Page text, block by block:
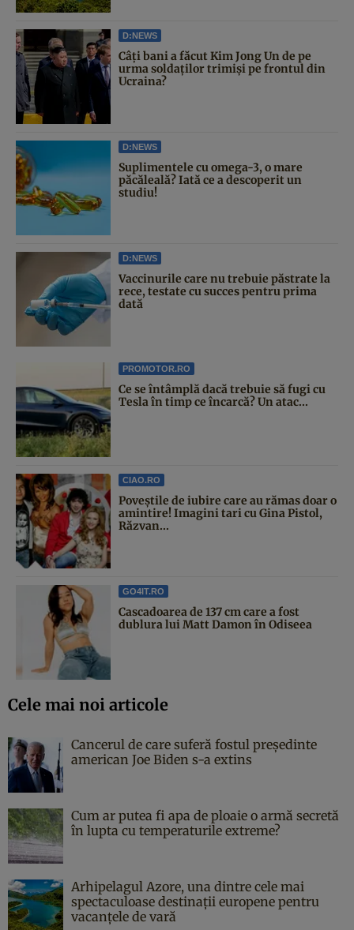
D:NEWS
Câți bani a făcut Kim Jong Un de pe
urma soldaților trimiși pe frontul din
Ucraina?
D:NEWS
Suplimentele cu omega-3, o mare
păcăleală? Iată ce a descoperit un
studiu!
D:NEWS
Vaccinurile care nu trebuie păstrate la
rece, testate cu succes pentru prima
dată
PROMOTOR.RO
Ce se întâmplă dacă trebuie să fugi cu
Tesla în timp ce încarcă? Un atac...
CIAO.RO
Poveştile de iubire care au rămas doar o
amintire! Imagini tari cu Gina Pistol,
Răzvan...
GO4IT.RO
Cascadoarea de 137 cm care a fost
dublura lui Matt Damon în Odiseea
Cele mai noi articole
Cancerul de care suferă fostul președinte
american Joe Biden s-a extins
Cum ar putea fi apa de ploaie o armă secretă
în lupta cu temperaturile extreme?
Arhipelagul Azore, una dintre cele mai
spectaculoase destinații europene pentru
vacanțele de vară